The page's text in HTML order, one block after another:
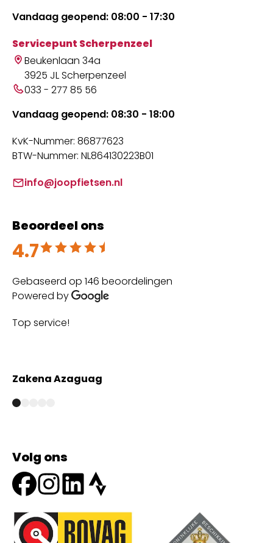
Vandaag geopend: 08:00 - 17:30
Servicepunt Scherpenzeel
Beukenlaan 34a
3925 JL Scherpenzeel
033 - 277 85 56
Vandaag geopend: 08:30 - 18:00
KvK-Nummer: 86877623
BTW-Nummer: NL864130223B01
info@joopfietsen.nl
Beoordeel ons
4.7
Beoordeeld met 4.7 uit 5
Gebaseerd op 146 beoordelingen
Powered by
Top service!
Zakena Azaguag
Volg ons
Onze partners